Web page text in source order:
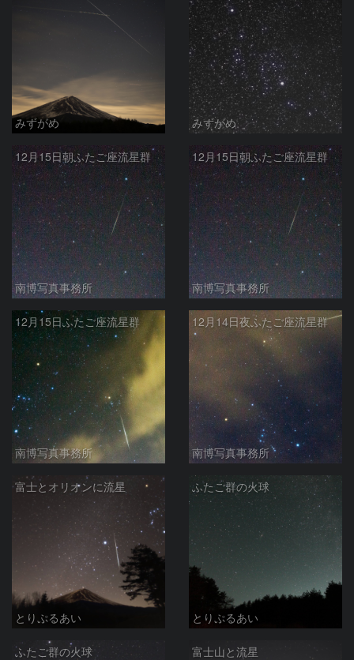
みずがめ みずがめ
12月15日朝ふたご座流星群
南博写真事務所
12月15日朝ふたご座流星群
南博写真事務所
12月15日ふたご座流星群
南博写真事務所
12月14日夜ふたご座流星群
南博写真事務所
富士とオリオンに流星
とりぷるあい
ふたご群の火球
とりぷるあい
ふたご群の火球 富士山と流星